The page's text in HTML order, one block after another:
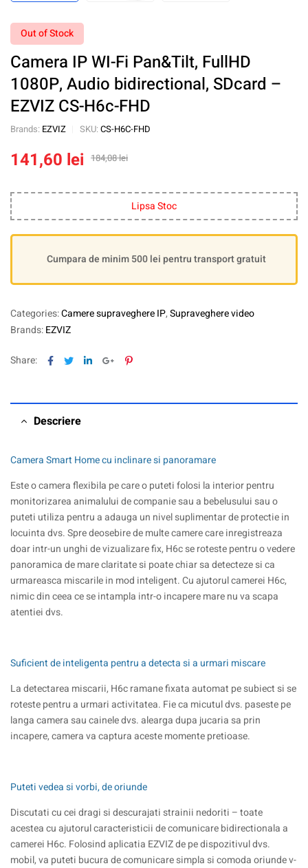
Out of Stock
Camera IP WI-Fi Pan&Tilt, FullHD
1080P, Audio bidirectional, SDcard –
EZVIZ CS-H6c-FHD
Brands: EZVIZ SKU: CS-H6C-FHD
184,08lei
141,60 lei
Lipsa Stoc
Cumpara de minim 500 lei pentru transport gratuit
Categories:Camere supraveghere IP,Supraveghere video
Brands:EZVIZ
Share: Facebook
TwitterLinkedinGoogle+Pinterest
Descriere
Camera Smart Home cu inclinare si panoramare
Este o camera flexibila pe care o puteti folosi la interior pentru
monitorizarea animalului de companie sau a bebelusului sau o
puteti utiliza pentru a adauga un nivel suplimentar de protectie in
locuinta dvs. Spre deosebire de multe camere care inregistreaza
doar intr-un unghi de vizualizare fix, H6c se roteste pentru o vedere
panoramica de mare claritate si poate chiar sa detecteze si ca
urmareasca miscarile in mod inteligent. Cu ajutorul camerei H6c,
nimic din ceea ce se intampla intr-o incapere mare nu va scapa
atentiei dvs.
Suficient de inteligenta pentru a detecta si a urmari miscare
La detectarea miscarii, H6c ramane fixata automat pe subiect si se
roteste pentru a urmari activitatea. Fie ca micutul dvs. paseste pe
langa camera sau cainele dvs. alearga dupa jucaria sa prin
incapere, camera va captura aceste momente pretioase.
Puteti vedea si vorbi, de oriunde
Discutati cu cei dragi si descurajati strainii nedoriti – toate
acestea cu ajutorul caracteristicii de comunicare bidirectionala a
camerei H6c. Folosind aplicatia EZVIZ de pe dispozitivul dvs.
mobil, va puteti bucura de comunicare simpla si comoda oriunde v-